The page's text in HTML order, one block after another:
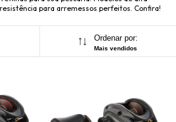
para arremessos perfeitos. Confira!
Ordenar por:
Mais vendidos